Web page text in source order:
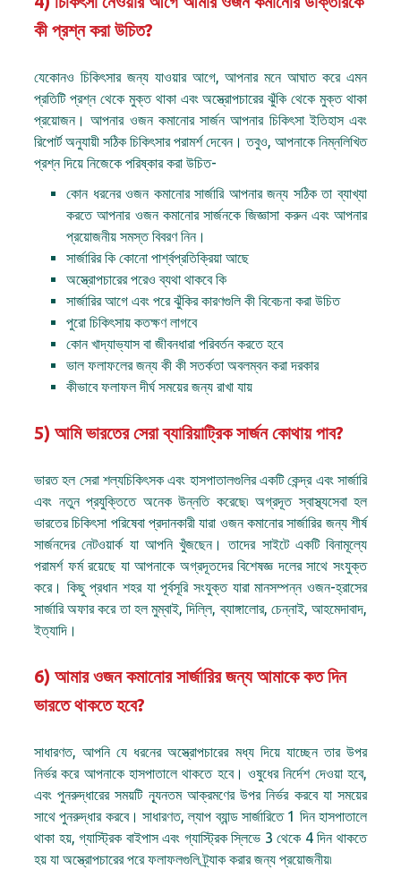
কী প্রশ্ন করা উচিত?
যেকোনও চিকিৎসার জন্য যাওয়ার আগে, আপনার মনে আঘাত করে এমন
প্রতিটি প্রশ্ন থেকে মুক্ত থাকা এবং অস্ত্রোপচারের ঝুঁকি থেকে মুক্ত থাকা
প্রয়োজন। আপনার ওজন কমানোর সার্জন আপনার চিকিৎসা ইতিহাস এবং
রিপোর্ট অনুযায়ী সঠিক চিকিৎসার পরামর্শ দেবেন। তবুও, আপনাকে নিম্নলিখিত
প্রশ্ন দিয়ে নিজেকে পরিষ্কার করা উচিত-
কোন ধরনের ওজন কমানোর সার্জারি আপনার জন্য সঠিক তা ব্যাখ্যা
করতে আপনার ওজন কমানোর সার্জনকে জিজ্ঞাসা করুন এবং আপনার
প্রয়োজনীয় সমস্ত বিবরণ নিন।
সার্জারির কি কোনো পার্শ্বপ্রতিক্রিয়া আছে
অস্ত্রোপচারের পরেও ব্যথা থাকবে কি
সার্জারির আগে এবং পরে ঝুঁকির কারণগুলি কী বিবেচনা করা উচিত
পুরো চিকিৎসায় কতক্ষণ লাগবে
কোন খাদ্যাভ্যাস বা জীবনধারা পরিবর্তন করতে হবে
ভাল ফলাফলের জন্য কী কী সতর্কতা অবলম্বন করা দরকার
কীভাবে ফলাফল দীর্ঘ সময়ের জন্য রাখা যায়
5) আমি ভারতের সেরা ব্যারিয়াট্রিক সার্জন কোথায় পাব?
ভারত হল সেরা শল্যচিকিৎসক এবং হাসপাতালগুলির একটি কেন্দ্র এবং সার্জারি
এবং নতুন প্রযুক্তিতে অনেক উন্নতি করেছে৷ অগ্রদূত স্বাস্থ্যসেবা হল
ভারতের চিকিৎসা পরিষেবা প্রদানকারী যারা ওজন কমানোর সার্জারির জন্য শীর্ষ
সার্জনদের নেটওয়ার্ক যা আপনি খুঁজছেন। তাদের সাইটে একটি বিনামূল্যে
পরামর্শ ফর্ম রয়েছে যা আপনাকে অগ্রদূতদের বিশেষজ্ঞ দলের সাথে সংযুক্ত
করে। কিছু প্রধান শহর যা পূর্বসূরি সংযুক্ত যারা মানসম্পন্ন ওজন-হ্রাসের
সার্জারি অফার করে তা হল মুম্বাই, দিল্লি, ব্যাঙ্গালোর, চেন্নাই, আহমেদাবাদ,
ইত্যাদি।
6) আমার ওজন কমানোর সার্জারির জন্য আমাকে কত দিন
ভারতে থাকতে হবে?
সাধারণত, আপনি যে ধরনের অস্ত্রোপচারের মধ্য দিয়ে যাচ্ছেন তার উপর
নির্ভর করে আপনাকে হাসপাতালে থাকতে হবে। ওষুধের নির্দেশ দেওয়া হবে,
এবং পুনরুদ্ধারের সময়টি ন্যূনতম আক্রমণের উপর নির্ভর করবে যা সময়ের
সাথে পুনরুদ্ধার করবে। সাধারণত, ল্যাপ ব্যান্ড সার্জারিতে 1 দিন হাসপাতালে
থাকা হয়, গ্যাস্ট্রিক বাইপাস এবং গ্যাস্ট্রিক স্লিভে 3 থেকে 4 দিন থাকতে
হয় যা অস্ত্রোপচারের পরে ফলাফলগুলি ট্র্যাক করার জন্য প্রয়োজনীয়৷